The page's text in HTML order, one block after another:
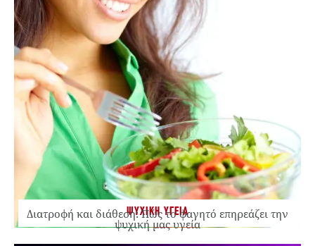
ΨΥΧΙΚΗ ΥΓΕΙΑ
Διατροφή και διάθεση: Πώς το φαγητό επηρεάζει την
ψυχική μας υγεία